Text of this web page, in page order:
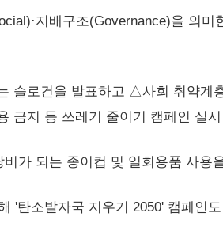
지배구조(Governance)을 의
슬로건을 발표하고 △사회 취약
금지 등 쓰레기 줄이기 캠페인 실
가 되는 종이컵 및 일회용품 사용
'탄소발자국 지우기 2050' 캠페인